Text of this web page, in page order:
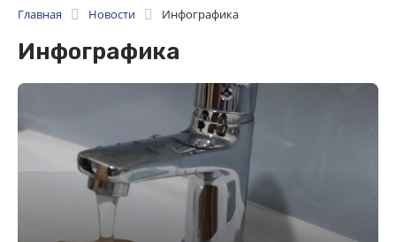
Главная Новости Инфографика
Инфографика